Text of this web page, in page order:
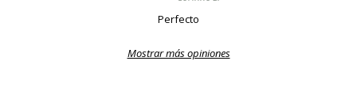
Perfecto
Mostrar más opiniones